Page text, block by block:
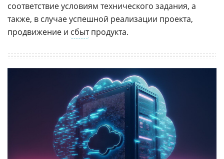
соответствие условиям технического задания, а
также, в случае успешной реализации проекта,
продвижение и сбытпродукта.